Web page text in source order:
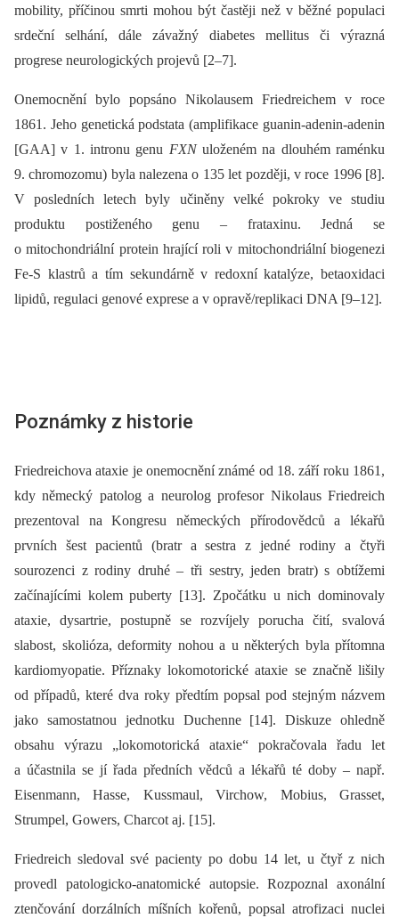
mobility, příčinou smrti mohou být častěji než v běžné populaci
srdeční selhání, dále závažný diabetes mellitus či výrazná
progrese neurologických projevů [2–7].
Onemocnění bylo popsáno Nikolausem Friedreichem v roce
1861. Jeho genetická podstata (amplifikace guanin-adenin-adenin
[GAA] v 1. intronu genu FXNuloženém na dlouhém raménku
9. chromozomu) byla nalezena o 135 let později, v roce 1996 [8].
V posledních letech byly učiněny velké pokroky ve studiu
produktu postiženého genu –⁠ frataxinu. Jedná se
o mitochondriální protein hrající roli v mitochondriální biogenezi
Fe-S klastrů a tím sekundárně v redoxní katalýze, betaoxidaci
lipidů, regulaci genové exprese a v opravě/replikaci DNA [9–12].
Poznámky z historie
Friedreichova ataxie je onemocnění známé od 18. září roku 1861,
kdy německý patolog a neurolog profesor Nikolaus Friedreich
prezentoval na Kongresu německých přírodovědců a lékařů
prvních šest pacientů (bratr a sestra z jedné rodiny a čtyři
sourozenci z rodiny druhé –⁠ tři sestry, jeden bratr) s obtížemi
začínajícími kolem puberty [13]. Zpočátku u nich dominovaly
ataxie, dysartrie, postupně se rozvíjely porucha čití, svalová
slabost, skolióza, deformity nohou a u některých byla přítomna
kardiomyopatie. Příznaky lokomotorické ataxie se značně lišily
od případů, které dva roky předtím popsal pod stejným názvem
jako samostatnou jednotku Duchenne [14]. Diskuze ohledně
obsahu výrazu „lokomotorická ataxie“ pokračovala řadu let
a účastnila se jí řada předních vědců a lékařů té doby –⁠ např.
Eisenmann, Hasse, Kussmaul, Virchow, Mobius, Grasset,
Strumpel, Gowers, Charcot aj. [15].
Friedreich sledoval své pacienty po dobu 14 let, u čtyř z nich
provedl patologicko-anatomické autopsie. Rozpoznal axonální
ztenčování dorzálních míšních kořenů, popsal atrofizaci nuclei